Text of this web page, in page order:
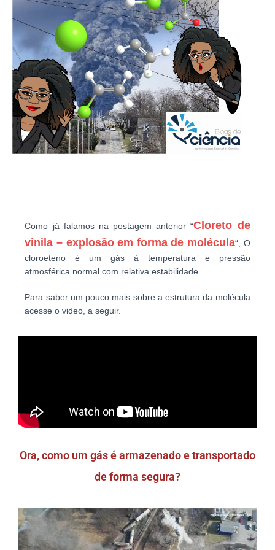
Como já falamos na postagem anterior “Cloreto de
vinila – explosão em forma de molécula“, O
cloroeteno é um gás à temperatura e pressão
atmosférica normal com relativa estabilidade.
Para saber um pouco mais sobre a estrutura da molécula
acesse o video, a seguir.
Ora, como um gás é armazenado e transportado
de forma segura?